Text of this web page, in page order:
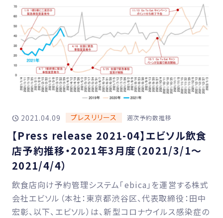
2021.04.09 プレスリリース 週次予約数推移
【Press release 2021-04】エビソル飲食
店予約推移・2021年3月度（2021/3/1〜
2021/4/4）
飲食店向け予約管理システム「ebica」を運営する株式
会社エビソル（本社：東京都渋谷区、代表取締役：田中
宏彰、以下、エビソル）は、新型コロナウイルス感染症の